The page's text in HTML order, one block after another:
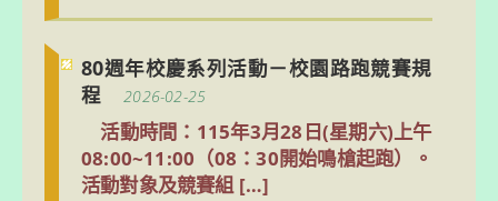
80週年校慶系列活動－校園路跑競賽規
程
2026-02-25
活動時間：115年3月28日(星期六)上午
08:00~11:00（08：30開始鳴槍起跑）。
活動對象及競賽組 […]